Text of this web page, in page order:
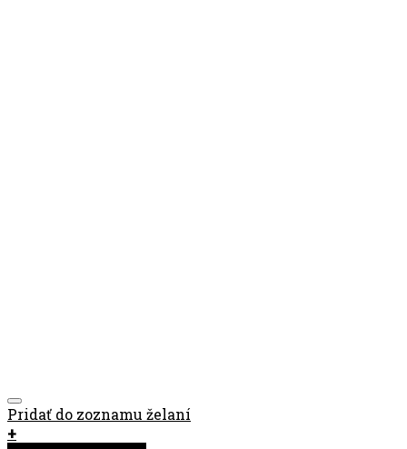
Pridať do zoznamu želaní
+